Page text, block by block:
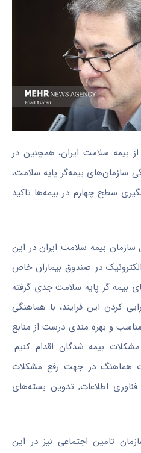
بیمه سلامت ایران، همچنین در
بیمه‌گر پایه سلامت،
سطح چهارم در بیمه‌ها تاکید
بیمه سلامت ایران در این
در صندوق بیماران خاص
بیمه گر پایه سلامت جدی گرفته
کردن این فرایند، با هماهنگی
و بهره مندی درست از منابع
بیمه شدگان اقدام کنیم.
هماهنگ در جهت رفع مشکلات
فناوری اطلاعات, تدوین بسته‌های
تامین اجتماعی نیز در این